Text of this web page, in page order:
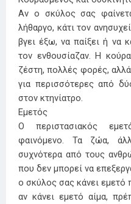
Αν ο σκύλος σας
λήθαργο, κάτι τον
βγει έξω, να παίξει ή να
τον ενθουσίαζαν. Η
ζέστη, πολλές φορές,
για περισσότερες από
στον κτηνίατρο.
Εμετός
Ο περιστασιακός
φαινόμενο. Τα ζώα,
συχνότερα από τους
που δεν μπορεί να
ο σκύλος σας κάνει εμετό
αν κάνει εμετό αίμα,